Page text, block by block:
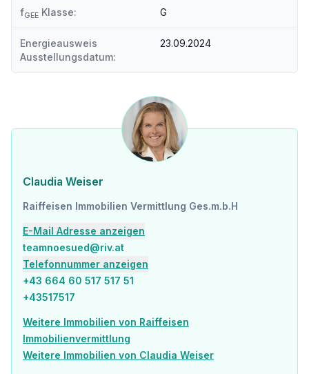
fGEE Klasse: G
Energieausweis
Ausstellungsdatum:
23.09.2024
Claudia Weiser
Raiffeisen Immobilien Vermittlung Ges.m.b.H
E-Mail Adresse anzeigen
teamnoesued@riv.at
Telefonnummer anzeigen
+43 664 60 517 517 51
+43517517
Weitere Immobilien von Raiffeisen
Immobilienvermittlung
Weitere Immobilien von Claudia Weiser